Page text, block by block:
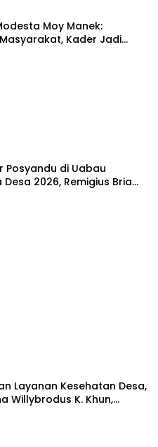
Moy Manek:
Kader Jadi
Stunting
Posyandu di Uabau
2026, Remigius Bria
dengan Libatkan
Layanan Kesehatan Desa,
Willybrodus K. Khun,
Kader Posyandu